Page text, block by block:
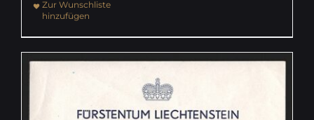
Zur Wunschliste
hinzufügen